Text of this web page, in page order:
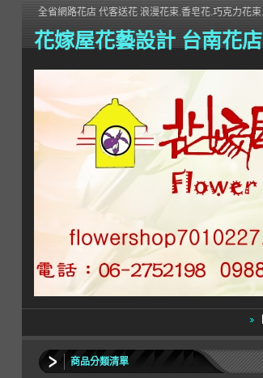
花嫁屋花藝設計 台南花
全省網路花店 代客送花 浪漫花束.香皂花.巧克力花
商品分類清單